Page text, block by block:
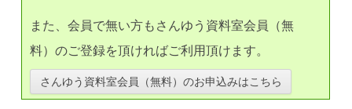
また、会員で無い方もさんゆう資料室会員（無
料）のご登録を頂ければご利用頂けます。